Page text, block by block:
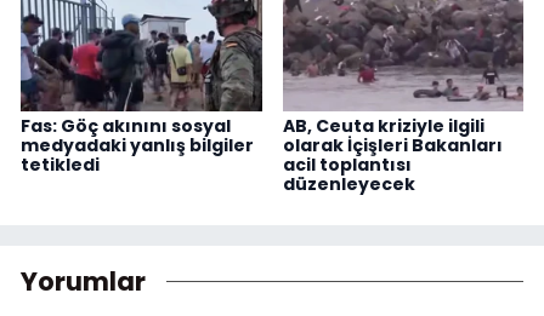
Fas: Göç akınını sosyal
medyadaki yanlış bilgiler
tetikledi
AB, Ceuta kriziyle ilgili
olarak İçişleri Bakanları
acil toplantısı
düzenleyecek
Yorumlar